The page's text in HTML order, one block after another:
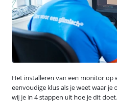
Het installeren van een monitor op
eenvoudige klus als je weet waar
wij je in 4 stappen uit hoe je dit doet.